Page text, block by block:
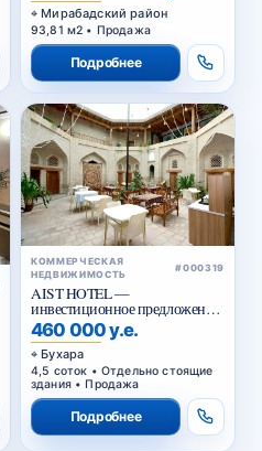
Мирабадский район
93,81 м2 • Продажа
Подробнее
КОММЕРЧЕСКАЯ
НЕДВИЖИМОСТЬ
#000319
AIST HOTEL —
инвестиционное предложение
в историческом центре Бухары
460 000 у.е.
Бухара
4,5 соток • Отдельно стоящие
здания • Продажа
Подробнее